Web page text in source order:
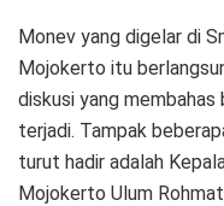
Monev yang digelar di
Mojokerto itu
diskusi yang
terjadi. Tampak
turut hadir adalah
Mojokerto Ulum